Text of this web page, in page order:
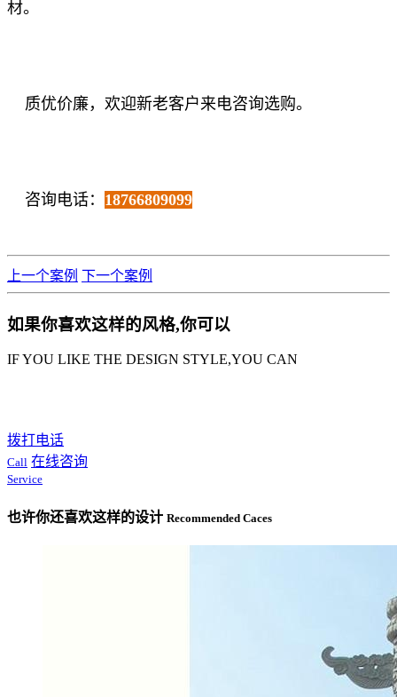
材。
质优价廉，欢迎新老客户来电咨询选购。
咨询电话： 18766809099
上一个案例 下一个案例
如果你喜欢这样的风格,你可以
IF YOU LIKE THE DESIGN STYLE,YOU CAN
拨打电话
Call 在线咨询
Service
也许你还喜欢这样的设计 Recommended Caces